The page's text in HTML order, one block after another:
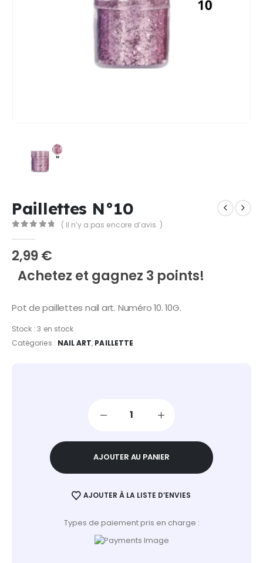
Paillettes N°10
( Il n’y a pas encore d’avis. )
2,99€
Achetez et gagnez 3 points!
Pot de paillettes nail art. Numéro 10. 10G.
Stock :3 en stock
Catégories : NAIL ART, PAILLETTE
AJOUTER AU PANIER
AJOUTER À LA LISTE D’ENVIES
Types de paiement pris en charge :